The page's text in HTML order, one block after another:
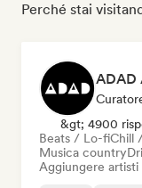
Perché stai
ADAD
&gt; 4900
Beats / Lo-fiChill
Musica country
Aggiungere artisti